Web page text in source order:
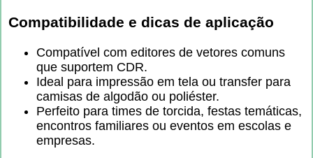
Compatibilidade e dicas de aplicação
Compatível com editores de vetores comuns
que suportem CDR.
Ideal para impressão em tela ou transfer para
camisas de algodão ou poliéster.
Perfeito para times de torcida, festas temáticas,
encontros familiares ou eventos em escolas e
empresas.